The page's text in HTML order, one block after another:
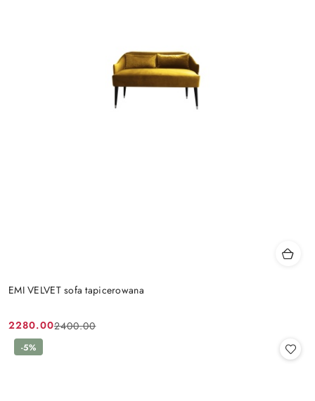
EMI VELVET sofa tapicerowana
Cena
promocyjna:
2280.00
Cena
przed
2400.00
-5%